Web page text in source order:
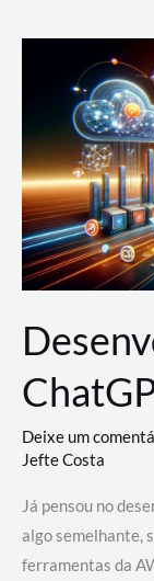
Nuvem:
Google
Cloud,
AWS
e
Azure
Deixe um
Jefte Costa
Já pensou no
algo semelhante,
ferramentas da